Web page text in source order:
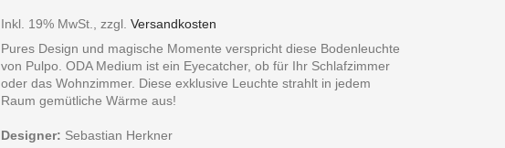
Inkl. 19% MwSt. zzgl. Versandkosten
Pures Design und magische Momente verspricht diese Bodenleuchte
von Pulpo. ODA Medium ist ein Eyecatcher, ob für Ihr Schlafzimmer
oder das Wohnzimmer. Diese exklusive Leuchte strahlt in jedem
Raum gemütliche Wärme aus!
Designer: Sebastian Herkner